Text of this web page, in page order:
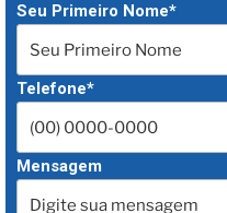
Seu Primeiro Nome*
Telefone*
Mensagem